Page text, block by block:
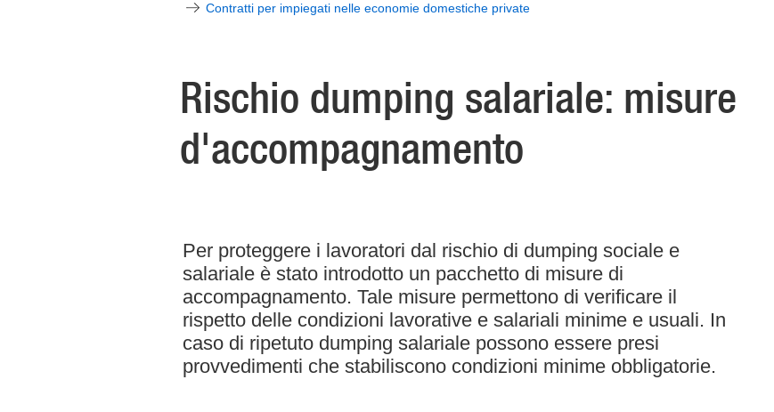
Contratti per impiegati nelle economie domestiche private
Rischio dumping salariale: misure
d'accompagnamento
Per proteggere i lavoratori dal rischio di dumping sociale e
salariale è stato introdotto un pacchetto di misure di
accompagnamento. Tale misure permettono di verificare il
rispetto delle condizioni lavorative e salariali minime e usuali. In
caso di ripetuto dumping salariale possono essere presi
provvedimenti che stabiliscono condizioni minime obbligatorie.